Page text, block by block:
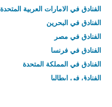
الفنادق في الامارات العربية المتحدة
الفنادق في البحرين
الفنادق في مصر
الفنادق في فرنسا
الفنادق في المملكة المتحدة
الفنادق في إيطاليا